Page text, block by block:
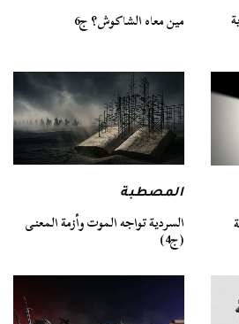
مين معاه الشاكوش؟ ج6
المصطبة
السردية تواجه الموت وأزمة المعنى
(ج4)